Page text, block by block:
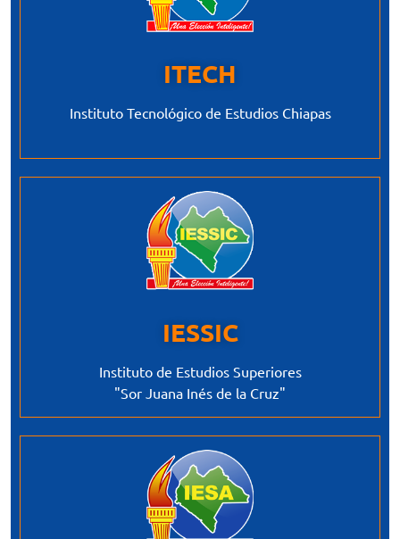
ITECH
Instituto Tecnológico de Estudios Chiapas
IESSIC
Instituto de Estudios Superiores
"Sor Juana Inés de la Cruz"